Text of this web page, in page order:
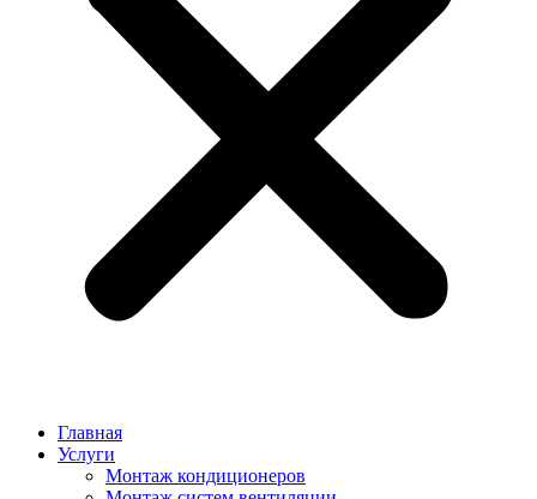
Главная
Услуги
Монтаж кондиционеров